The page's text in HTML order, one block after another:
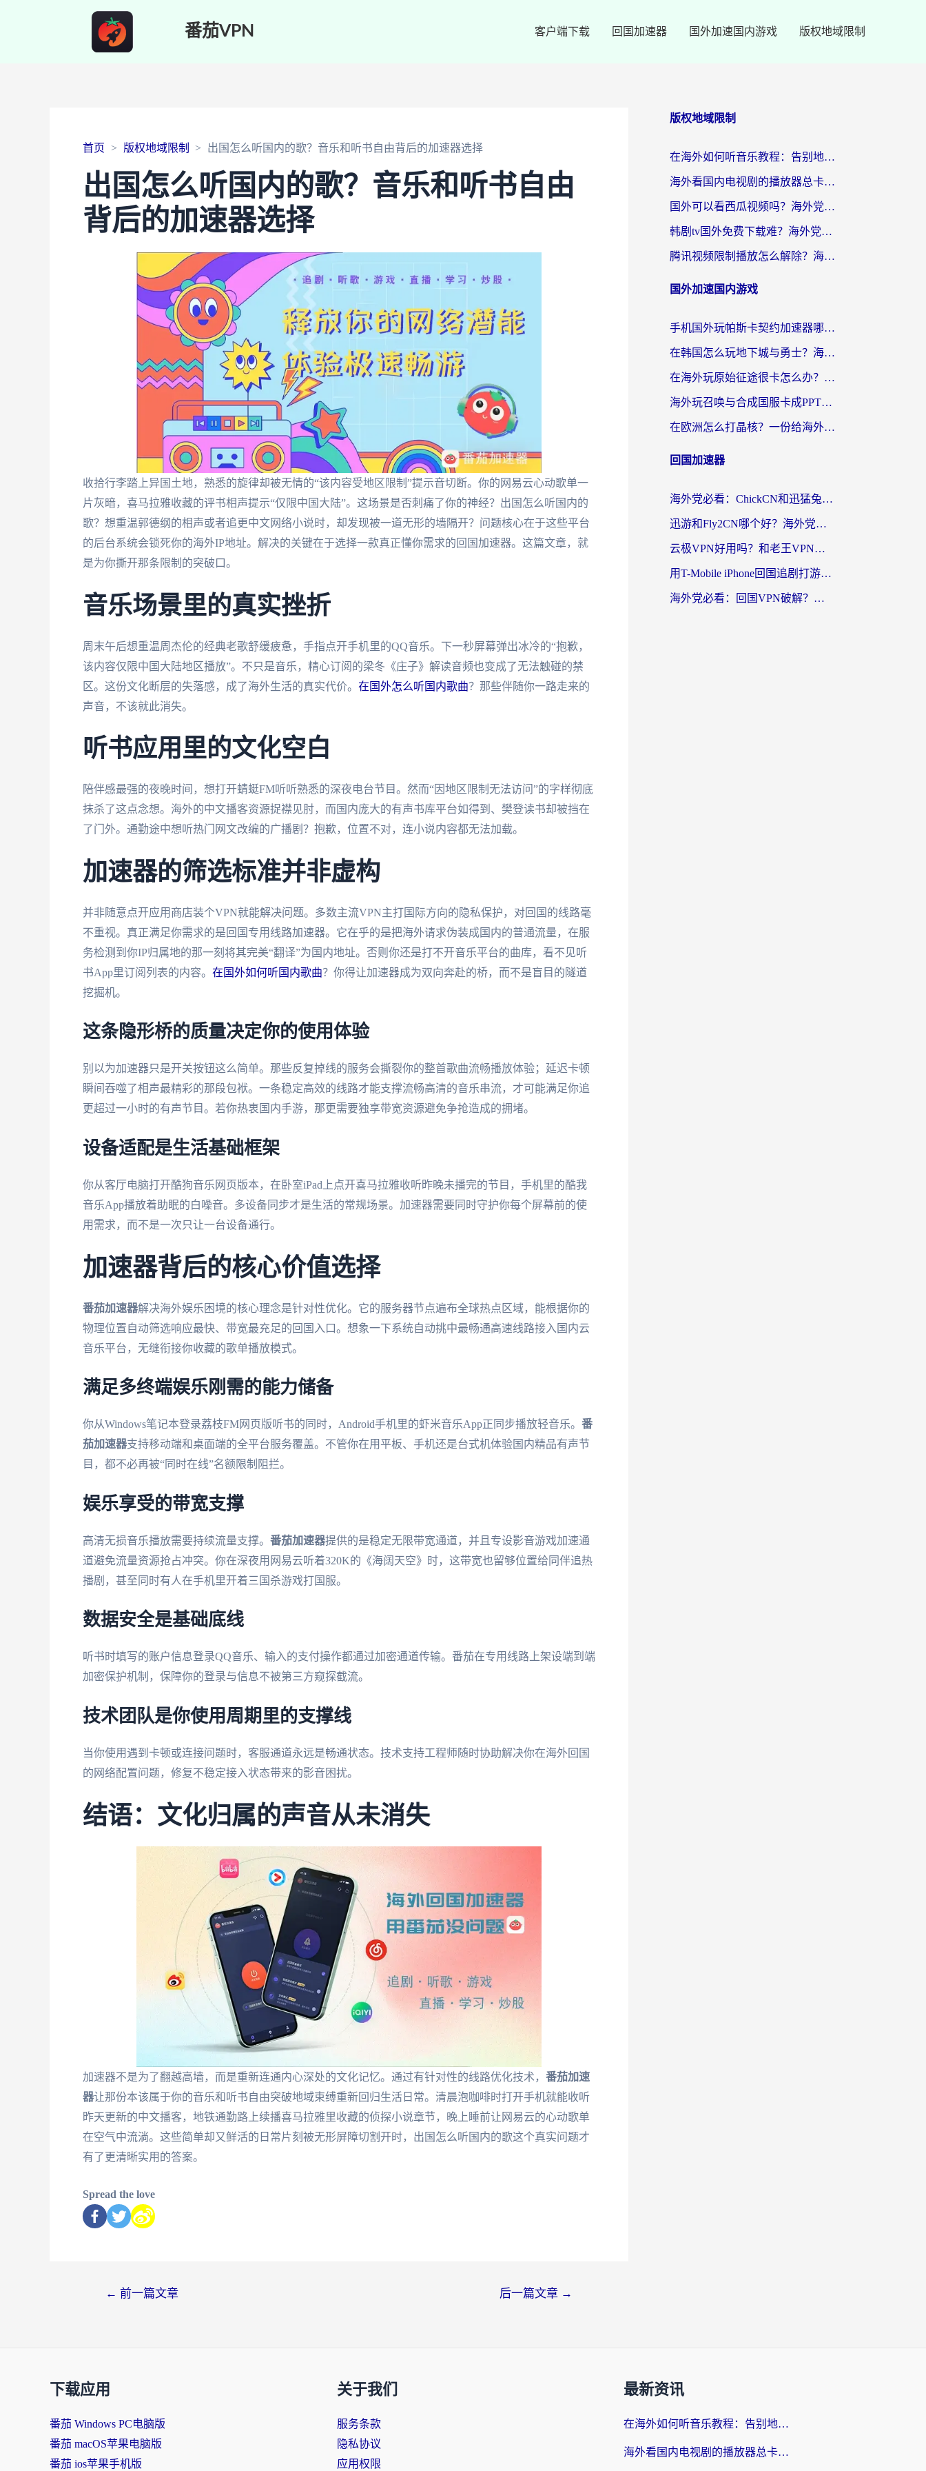
番茄VPN 客户端下载 回国加速器 国外加速国内游戏 版权地域限制
首页 版权地域限制 出国怎么听国内的歌？音乐和听书自由背后的加速器选择
出国怎么听国内的歌？音乐和听书自由
背后的加速器选择
收拾行李踏上异国土地，熟悉的旋律却被无情的“该内容受地区限制”提示音切断。你的网易云心动歌单一
片灰暗，喜马拉雅收藏的评书相声提示“仅限中国大陆”。这场景是否刺痛了你的神经？出国怎么听国内的
歌？想重温郭德纲的相声或者追更中文网络小说时，却发现被一道无形的墙隔开？问题核心在于这些平台
的后台系统会锁死你的海外IP地址。解决的关键在于选择一款真正懂你需求的回国加速器。这篇文章，就
是为你撕开那条限制的突破口。
音乐场景里的真实挫折
周末午后想重温周杰伦的经典老歌舒缓疲惫，手指点开手机里的QQ音乐。下一秒屏幕弹出冰冷的“抱歉，
该内容仅限中国大陆地区播放”。不只是音乐，精心订阅的梁冬《庄子》解读音频也变成了无法触碰的禁
区。这份文化断层的失落感，成了海外生活的真实代价。 在国外怎么听国内歌曲？那些伴随你一路走来的
声音，不该就此消失。
听书应用里的文化空白
陪伴感最强的夜晚时间，想打开蜻蜓FM听听熟悉的深夜电台节目。然而“因地区限制无法访问”的字样彻底
抹杀了这点念想。海外的中文播客资源捉襟见肘，而国内庞大的有声书库平台如得到、樊登读书却被挡在
了门外。通勤途中想听热门网文改编的广播剧？抱歉，位置不对，连小说内容都无法加载。
加速器的筛选标准并非虚构
并非随意点开应用商店装个VPN就能解决问题。多数主流VPN主打国际方向的隐私保护，对回国的线路毫
不重视。真正满足你需求的是回国专用线路加速器。它在乎的是把海外请求伪装成国内的普通流量，在服
务检测到你IP归属地的那一刻将其完美“翻译”为国内地址。否则你还是打不开音乐平台的曲库，看不见听
书App里订阅列表的内容。 在国外如何听国内歌曲？你得让加速器成为双向奔赴的桥，而不是盲目的隧道
挖掘机。
这条隐形桥的质量决定你的使用体验
别以为加速器只是开关按钮这么简单。那些反复掉线的服务会撕裂你的整首歌曲流畅播放体验；延迟卡顿
瞬间吞噬了相声最精彩的那段包袱。一条稳定高效的线路才能支撑流畅高清的音乐串流，才可能满足你追
更超过一小时的有声节目。若你热衷国内手游，那更需要独享带宽资源避免争抢造成的拥堵。
设备适配是生活基础框架
你从客厅电脑打开酷狗音乐网页版本，在卧室iPad上点开喜马拉雅收听昨晚未播完的节目，手机里的酷我
音乐App播放着助眠的白噪音。多设备同步才是生活的常规场景。加速器需要同时守护你每个屏幕前的使
用需求，而不是一次只让一台设备通行。
加速器背后的核心价值选择
番茄加速器解决海外娱乐困境的核心理念是针对性优化。它的服务器节点遍布全球热点区域，能根据你的
物理位置自动筛选响应最快、带宽最充足的回国入口。想象一下系统自动挑中最畅通高速线路接入国内云
音乐平台，无缝衔接你收藏的歌单播放模式。
满足多终端娱乐刚需的能力储备
你从Windows笔记本登录荔枝FM网页版听书的同时，Android手机里的虾米音乐App正同步播放轻音乐。 番
茄加速器支持移动端和桌面端的全平台服务覆盖。不管你在用平板、手机还是台式机体验国内精品有声节
目，都不必再被“同时在线”名额限制阻拦。
娱乐享受的带宽支撑
高清无损音乐播放需要持续流量支撑。 番茄加速器提供的是稳定无限带宽通道，并且专设影音游戏加速通
道避免流量资源抢占冲突。你在深夜用网易云听着320K的《海阔天空》时，这带宽也留够位置给同伴追热
播剧，甚至同时有人在手机里开着三国杀游戏打国服。
数据安全是基础底线
听书时填写的账户信息登录QQ音乐、输入的支付操作都通过加密通道传输。番茄在专用线路上架设端到端
加密保护机制，保障你的登录与信息不被第三方窥探截流。
技术团队是你使用周期里的支撑线
当你使用遇到卡顿或连接问题时，客服通道永远是畅通状态。技术支持工程师随时协助解决你在海外回国
的网络配置问题，修复不稳定接入状态带来的影音困扰。
结语：文化归属的声音从未消失
加速器不是为了翻越高墙，而是重新连通内心深处的文化记忆。通过有针对性的线路优化技术， 番茄加速
器让那份本该属于你的音乐和听书自由突破地域束缚重新回归生活日常。清晨泡咖啡时打开手机就能收听
昨天更新的中文播客，地铁通勤路上续播喜马拉雅里收藏的侦探小说章节，晚上睡前让网易云的心动歌单
在空气中流淌。这些简单却又鲜活的日常片刻被无形屏障切割开时，出国怎么听国内的歌这个真实问题才
有了更清晰实用的答案。
Spread the love
← 前一篇文章 后一篇文章 →
版权地域限制
在海外如何听音乐教程：告别地域限制，随时听见国内的声音
海外看国内电视剧的播放器总卡顿？选对回国加速器才是关键
国外可以看西瓜视频吗？海外党追剧看片的终极解决方案
韩剧tv国外免费下载难？海外党看国内剧的加速器选择指南（附实用技巧）
腾讯视频限制播放怎么解除？海外党亲测有效的回国加速指南
国外加速国内游戏
手机国外玩帕斯卡契约加速器哪个好用？海外党国服游戏之路的救星
在韩国怎么玩地下城与勇士？海外党必看的国服游戏加速全攻略
在海外玩原始征途很卡怎么办？一份给游子的终极指南
海外玩召唤与合成国服卡成PPT？这篇解决办法让你丝滑操作
在欧洲怎么打晶核？一份给海外游子的网络加速生存指南
回国加速器
海外党必看：ChickCN和迅猛兔好用吗？3招教你选对回国加速器
迅游和Fly2CN哪个好？海外党回国加速器真实测评与选择心法
云极VPN好用吗？和老王VPN对比哪个回国效果更好？海外党必看的真实体验指南
用T-Mobile iPhone回国追剧打游戏，我差点把手机砸了
海外党必看：回国VPN破解？别踩坑！3步选对加速器无缝刷国内资源
下载应用
番茄 Windows PC电脑版
番茄 macOS苹果电脑版
番茄 ios苹果手机版
关于我们
服务条款
隐私协议
应用权限
最新资讯
在海外如何听音乐教程：告别地域限制，随时听见国内的声音
海外看国内电视剧的播放器总卡顿？选对回国加速器才是关键